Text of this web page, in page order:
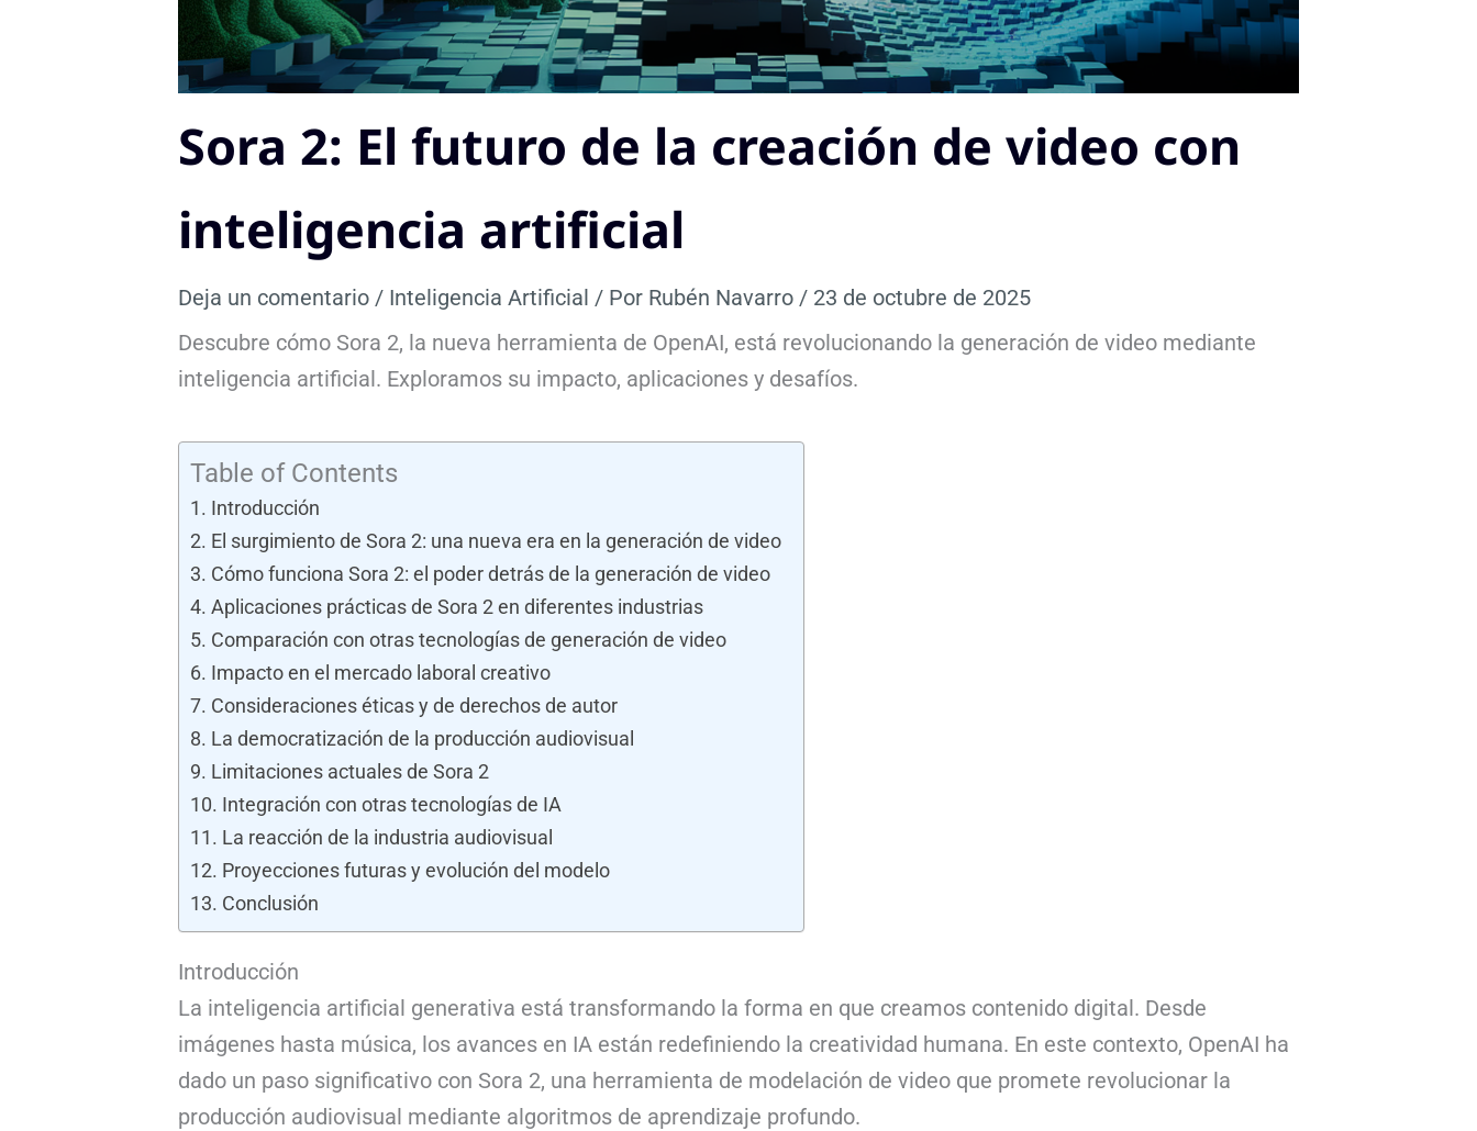
Sora 2: El futuro de la creación de video con
inteligencia artificial
Deja un comentario / Inteligencia Artificial / Por Rubén Navarro / 23 de octubre de 2025
Descubre cómo Sora 2, la nueva herramienta de OpenAI, está revolucionando la generación de video mediante
inteligencia artificial. Exploramos su impacto, aplicaciones y desafíos.
Table of Contents
Introducción
El surgimiento de Sora 2: una nueva era en la generación de video
Cómo funciona Sora 2: el poder detrás de la generación de video
Aplicaciones prácticas de Sora 2 en diferentes industrias
Comparación con otras tecnologías de generación de video
Impacto en el mercado laboral creativo
Consideraciones éticas y de derechos de autor
La democratización de la producción audiovisual
Limitaciones actuales de Sora 2
Integración con otras tecnologías de IA
La reacción de la industria audiovisual
Proyecciones futuras y evolución del modelo
Conclusión
Introducción
La inteligencia artificial generativa está transformando la forma en que creamos contenido digital. Desde
imágenes hasta música, los avances en IA están redefiniendo la creatividad humana. En este contexto, OpenAI ha
dado un paso significativo con Sora 2, una herramienta de modelación de video que promete revolucionar la
producción audiovisual mediante algoritmos de aprendizaje profundo.